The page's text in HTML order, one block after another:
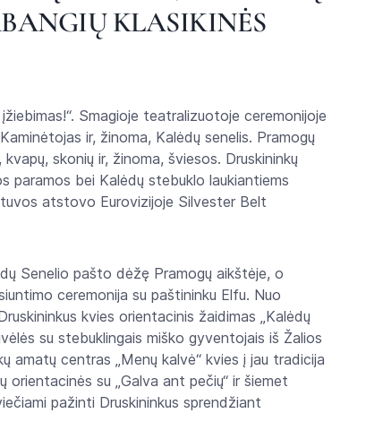
KLASIKINĖS
Smagioje teatralizuotoje ceremonijoje
ir, žinoma, Kalėdų senelis. Pramogų
skonių ir, žinoma, šviesos. Druskininkų
paramos bei Kalėdų stebuklo laukiantiems
atstovo Eurovizijoje Silvester Belt
Senelio pašto dėžę Pramogų aikštėje, o
ceremonija su paštininku Elfu. Nuo
kvies orientacinis žaidimas „Kalėdų
su stebuklingais miško gyventojais iš Žalios
amatų centras „Menų kalvė“ kvies į jau tradicija
su „Galva ant pečių“ ir šiemet
pažinti Druskininkus sprendžiant